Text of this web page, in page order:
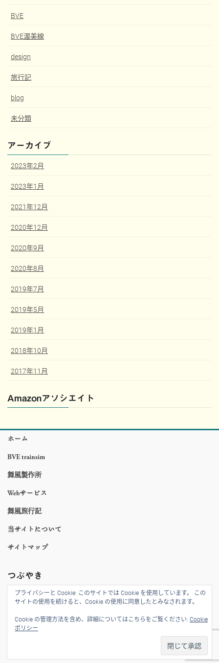
BVE
BVE渥美線
design
旅行記
blog
未分類
アーカイブ
2023年2月
2023年1月
2021年12月
2020年12月
2020年9月
2020年8月
2019年7月
2019年5月
2019年1月
2018年10月
2017年11月
Amazonアソシエイト
ホーム
BVE trainsim
舞風製作所
Webサービス
舞風旅行記
当サイトについて
サイトマップ
つぶやき
ツイート
プライバシーと Cookie: このサイトでは Cookie を使用しています。 この
サイトの使用を続けると、Cookie の使用に同意したとみなされます。
Cookie の管理方法を含め、詳細についてはこちらをご覧ください: Cookie
ポリシー